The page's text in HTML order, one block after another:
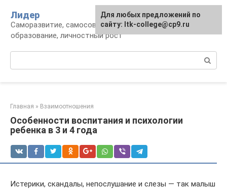
контенту
Лидер
Саморазвитие, самосовершенствование,
образование, личностный рост
Главная » Взаимоотношения
Особенности воспитания и психологии
ребенка в 3 и 4 года
Истерики, скандалы, непослушание и слезы — так малыш
Для любых предложений по
сайту: ltk-college@cp9.ru